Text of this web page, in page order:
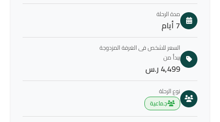
مدة الرحلة
7 أيام
السعر للشخص فى الغرفة المزدوجة
يبدأ من
4,499 ر.س
نوع الرحلة
جماعية